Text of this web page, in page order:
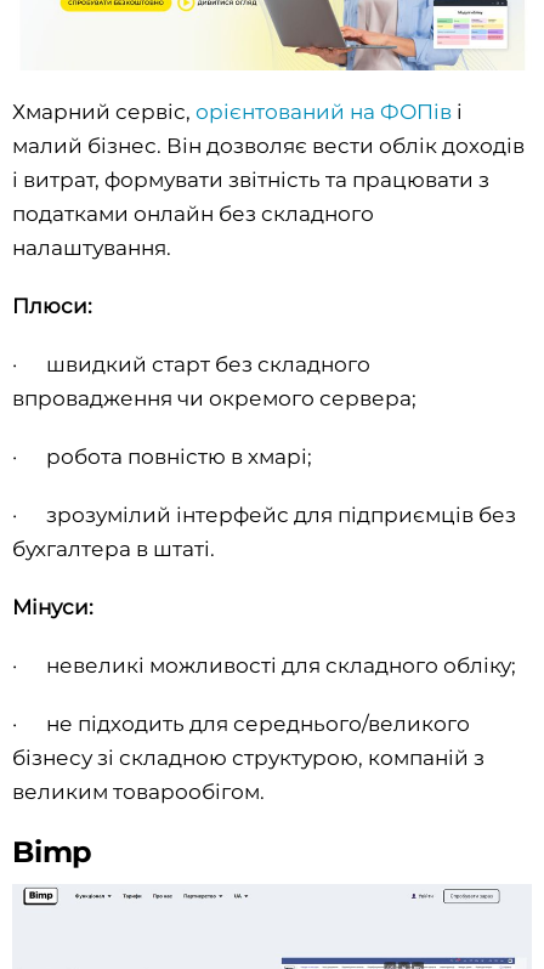
Хмарний сервіс, орієнтований на ФОПів і
малий бізнес. Він дозволяє вести облік доходів
і витрат, формувати звітність та працювати з
податками онлайн без складного
налаштування.
Плюси:
· швидкий старт без складного
впровадження чи окремого сервера;
· робота повністю в хмарі;
· зрозумілий інтерфейс для підприємців без
бухгалтера в штаті.
Мінуси:
· невеликі можливості для складного обліку;
· не підходить для середнього/великого
бізнесу зі складною структурою, компаній з
великим товарообігом.
Bimp